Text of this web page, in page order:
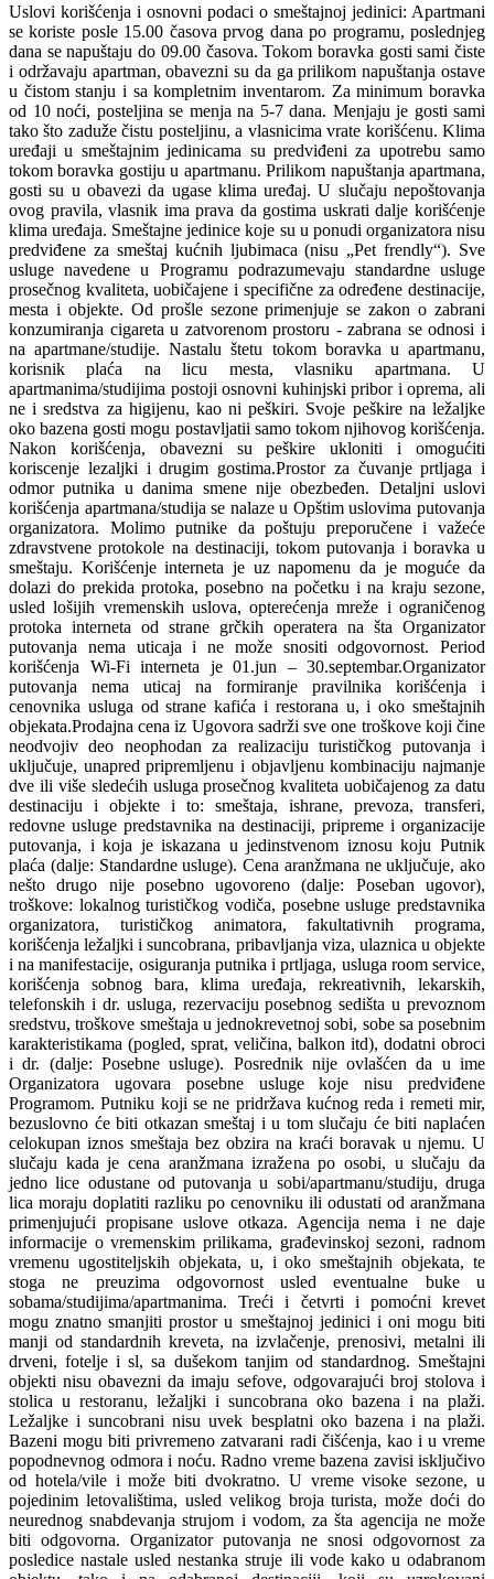
Uslovi korišćenja i osnovni podaci o smeštajnoj jedinici: Apartmani
se koriste posle 15.00 časova prvog dana po programu, poslednjeg
dana se napuštaju do 09.00 časova. Tokom boravka gosti sami čiste
i održavaju apartman, obavezni su da ga prilikom napuštanja ostave
u čistom stanju i sa kompletnim inventarom. Za minimum boravka
od 10 noći, posteljina se menja na 5-7 dana. Menjaju je gosti sami
tako što zaduže čistu posteljinu, a vlasnicima vrate korišćenu. Klima
uređaji u smeštajnim jedinicama su predviđeni za upotrebu samo
tokom boravka gostiju u apartmanu. Prilikom napuštanja apartmana,
gosti su u obavezi da ugase klima uređaj. U slučaju nepoštovanja
ovog pravila, vlasnik ima prava da gostima uskrati dalje korišćenje
klima uređaja. Smeštajne jedinice koje su u ponudi organizatora nisu
predviđene za smeštaj kućnih ljubimaca (nisu „Pet frendly“). Sve
usluge navedene u Programu podrazumevaju standardne usluge
prosečnog kvaliteta, uobičajene i specifične za određene destinacije,
mesta i objekte. Od prošle sezone primenjuje se zakon o zabrani
konzumiranja cigareta u zatvorenom prostoru - zabrana se odnosi i
na apartmane/studije. Nastalu štetu tokom boravka u apartmanu,
korisnik plaća na licu mesta, vlasniku apartmana. U
apartmanima/studijima postoji osnovni kuhinjski pribor i oprema, ali
ne i sredstva za higijenu, kao ni peškiri. Svoje peškire na ležaljke
oko bazena gosti mogu postavljatii samo tokom njihovog korišćenja.
Nakon korišćenja, obavezni su peškire ukloniti i omogućiti
koriscenje lezaljki i drugim gostima.Prostor za čuvanje prtljaga i
odmor putnika u danima smene nije obezbeđen. Detaljni uslovi
korišćenja apartmana/studija se nalaze u Opštim uslovima putovanja
organizatora. Molimo putnike da poštuju preporučene i važeće
zdravstvene protokole na destinaciji, tokom putovanja i boravka u
smeštaju. Korišćenje interneta je uz napomenu da je moguće da
dolazi do prekida protoka, posebno na početku i na kraju sezone,
usled lošijih vremenskih uslova, opterećenja mreže i ograničenog
protoka interneta od strane grčkih operatera na šta Organizator
putovanja nema uticaja i ne može snositi odgovornost. Period
korišćenja Wi-Fi interneta je 01.jun – 30.septembar.Organizator
putovanja nema uticaj na formiranje pravilnika korišćenja i
cenovnika usluga od strane kafića i restorana u, i oko smeštajnih
objekata.Prodajna cena iz Ugovora sadrži sve one troškove koji čine
neodvojiv deo neophodan za realizaciju turističkog putovanja i
uključuje, unapred pripremljenu i objavljenu kombinaciju najmanje
dve ili više sledećih usluga prosečnog kvaliteta uobičajenog za datu
destinaciju i objekte i to: smeštaja, ishrane, prevoza, transferi,
redovne usluge predstavnika na destinaciji, pripreme i organizacije
putovanja, i koja je iskazana u jedinstvenom iznosu koju Putnik
plaća (dalje: Standardne usluge). Cena aranžmana ne uključuje, ako
nešto drugo nije posebno ugovoreno (dalje: Poseban ugovor),
troškove: lokalnog turističkog vodiča, posebne usluge predstavnika
organizatora, turističkog animatora, fakultativnih programa,
korišćenja ležaljki i suncobrana, pribavljanja viza, ulaznica u objekte
i na manifestacije, osiguranja putnika i prtljaga, usluga room service,
korišćenja sobnog bara, klima uređaja, rekreativnih, lekarskih,
telefonskih i dr. usluga, rezervaciju posebnog sedišta u prevoznom
sredstvu, troškove smeštaja u jednokrevetnoj sobi, sobe sa posebnim
karakteristikama (pogled, sprat, veličina, balkon itd), dodatni obroci
i dr. (dalje: Posebne usluge). Posrednik nije ovlašćen da u ime
Organizatora ugovara posebne usluge koje nisu predviđene
Programom. Putniku koji se ne pridržava kućnog reda i remeti mir,
bezuslovno će biti otkazan smeštaj i u tom slučaju će biti naplaćen
celokupan iznos smeštaja bez obzira na kraći boravak u njemu. U
slučaju kada je cena aranžmana izražena po osobi, u slučaju da
jedno lice odustane od putovanja u sobi/apartmanu/studiju, druga
lica moraju doplatiti razliku po cenovniku ili odustati od aranžmana
primenjujući propisane uslove otkaza. Agencija nema i ne daje
informacije o vremenskim prilikama, građevinskoj sezoni, radnom
vremenu ugostiteljskih objekata, u, i oko smeštajnih objekata, te
stoga ne preuzima odgovornost usled eventualne buke u
sobama/studijima/apartmanima. Treći i četvrti i pomoćni krevet
mogu znatno smanjiti prostor u smeštajnoj jedinici i oni mogu biti
manji od standardnih kreveta, na izvlačenje, prenosivi, metalni ili
drveni, fotelje i sl, sa dušekom tanjim od standardnog. Smeštajni
objekti nisu obavezni da imaju sefove, odgovarajući broj stolova i
stolica u restoranu, ležaljki i suncobrana oko bazena i na plaži.
Ležaljke i suncobrani nisu uvek besplatni oko bazena i na plaži.
Bazeni mogu biti privremeno zatvarani radi čišćenja, kao i u vreme
popodnevnog odmora i noću. Radno vreme bazena zavisi isključivo
od hotela/vile i može biti dvokratno. U vreme visoke sezone, u
pojedinim letovalištima, usled velikog broja turista, može doći do
neurednog snabdevanja strujom i vodom, za šta agencija ne može
biti odgovorna. Organizator putovanja ne snosi odgovornost za
posledice nastale usled nestanka struje ili vode kako u odabranom